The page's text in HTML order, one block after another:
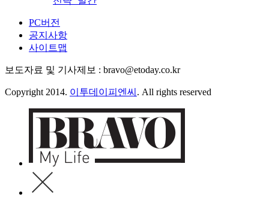
PC버전
공지사항
사이트맵
보도자료 및 기사제보 : bravo@etoday.co.kr
Copyright 2014. 이투데이피엔씨 . All rights reserved